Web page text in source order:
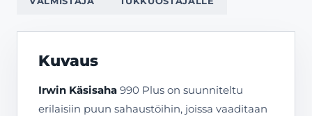
Kuvaus
Irwin Käsisaha 990 Plus on suunniteltu
erilaisiin puun sahaustöihin, joissa vaaditaan